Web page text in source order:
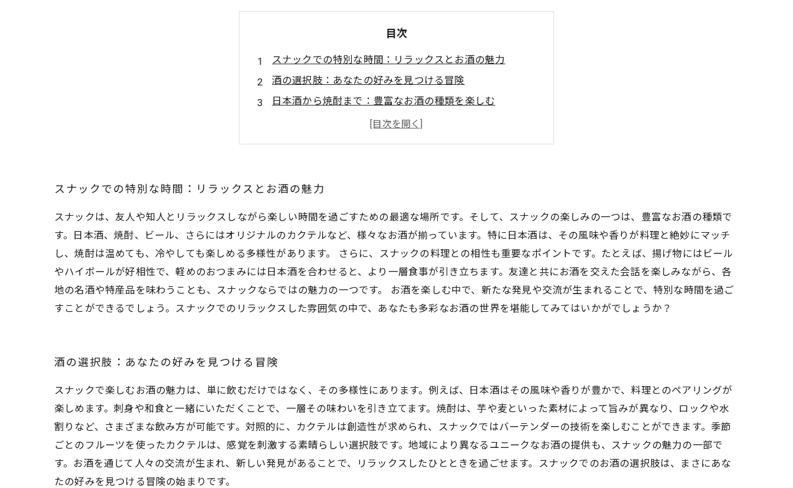
目次
スナックでの特別な時間：リラックスとお酒の魅力
酒の選択肢：あなたの好みを見つける冒険
日本酒から焼酎まで：豊富なお酒の種類を楽しむ
飲み物と料理のマリアージュ：スナックならではの楽しみ
仲間とのコミュニケーション：お酒が生む新たな発見
スナックの魅力を噛みしめて：お酒と共に過ごす素敵な夜
スナックでの特別な時間：リラックスとお酒の魅力
スナックは、友人や知人とリラックスしながら楽しい時間を過ごすための最適な場所です。そして、スナックの楽しみの一つは、豊富なお酒の種類で
す。日本酒、焼酎、ビール、さらにはオリジナルのカクテルなど、様々なお酒が揃っています。特に日本酒は、その風味や香りが料理と絶妙にマッチ
し、焼酎は温めても、冷やしても楽しめる多様性があります。 さらに、スナックの料理との相性も重要なポイントです。たとえば、揚げ物にはビール
やハイボールが好相性で、軽めのおつまみには日本酒を合わせると、より一層食事が引き立ちます。友達と共にお酒を交えた会話を楽しみながら、各
地の名酒や特産品を味わうことも、スナックならではの魅力の一つです。 お酒を楽しむ中で、新たな発見や交流が生まれることで、特別な時間を過ご
すことができるでしょう。スナックでのリラックスした雰囲気の中で、あなたも多彩なお酒の世界を堪能してみてはいかがでしょうか？
酒の選択肢：あなたの好みを見つける冒険
スナックで楽しむお酒の魅力は、単に飲むだけではなく、その多様性にあります。例えば、日本酒はその風味や香りが豊かで、料理とのペアリングが
楽しめます。刺身や和食と一緒にいただくことで、一層その味わいを引き立てます。焼酎は、芋や麦といった素材によって旨みが異なり、ロックや水
割りなど、さまざまな飲み方が可能です。対照的に、カクテルは創造性が求められ、スナックではバーテンダーの技術を楽しむことができます。季節
ごとのフルーツを使ったカクテルは、感覚を刺激する素晴らしい選択肢です。地域により異なるユニークなお酒の提供も、スナックの魅力の一部で
す。お酒を通じて人々の交流が生まれ、新しい発見があることで、リラックスしたひとときを過ごせます。スナックでのお酒の選択肢は、まさにあな
たの好みを見つける冒険の始まりです。